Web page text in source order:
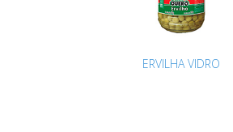
ERVILHA VIDRO